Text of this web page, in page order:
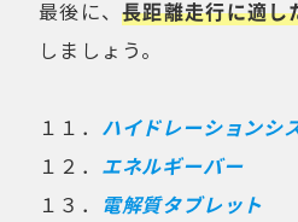
最後に、長距離走行に適し
しましょう。
１１． ハイドレーションシ
１２． エネルギーバー
１３． 電解質タブレット